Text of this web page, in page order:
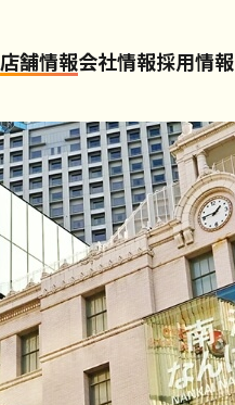
店舗情報会社情報採用情報